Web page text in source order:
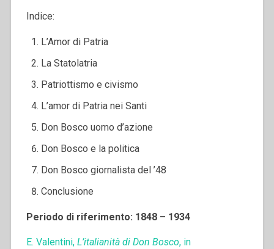
Indice:
L’Amor di Patria
La Statolatria
Patriottismo e civismo
L’amor di Patria nei Santi
Don Bosco uomo d’azione
Don Bosco e la politica
Don Bosco giornalista del ’48
Conclusione
Periodo di riferimento: 1848 – 1934
E. Valentini,L’italianità di Don Bosco, in